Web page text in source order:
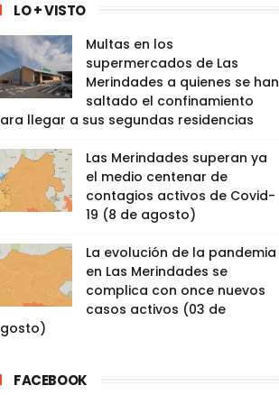
LO + VISTO
Multas en los
supermercados de Las
Merindades a quienes se han
saltado el confinamiento
llegar a sus segundas residencias
Las Merindades superan ya
el medio centenar de
contagios activos de Covid-
19 (8 de agosto)
La evolución de la pandemia
en Las Merindades se
complica con once nuevos
casos activos (03 de
FACEBOOK